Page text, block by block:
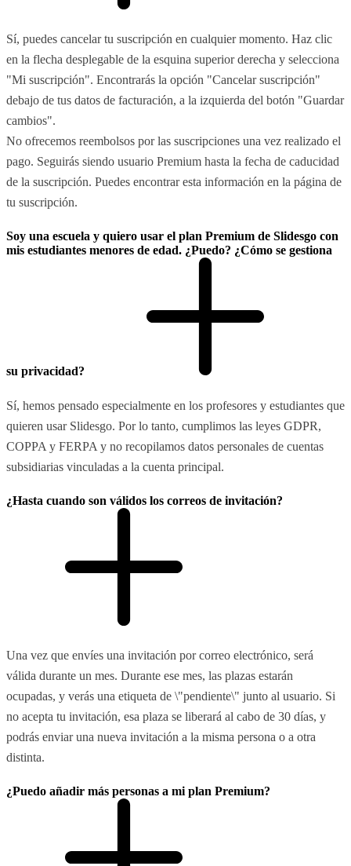
Sí, puedes cancelar tu suscripción en cualquier momento. Haz clic
en la flecha desplegable de la esquina superior derecha y selecciona
"Mi suscripción". Encontrarás la opción "Cancelar suscripción"
debajo de tus datos de facturación, a la izquierda del botón "Guardar
cambios".
No ofrecemos reembolsos por las suscripciones una vez realizado el
pago. Seguirás siendo usuario Premium hasta la fecha de caducidad
de la suscripción. Puedes encontrar esta información en la página de
tu suscripción.
Soy una escuela y quiero usar el plan Premium de Slidesgo con
mis estudiantes menores de edad. ¿Puedo? ¿Cómo se gestiona
su privacidad?
Sí, hemos pensado especialmente en los profesores y estudiantes que
quieren usar Slidesgo. Por lo tanto, cumplimos las leyes GDPR,
COPPA y FERPA y no recopilamos datos personales de cuentas
subsidiarias vinculadas a la cuenta principal.
¿Hasta cuando son válidos los correos de invitación?
Una vez que envíes una invitación por correo electrónico, será
válida durante un mes. Durante ese mes, las plazas estarán
ocupadas, y verás una etiqueta de \"pendiente\" junto al usuario. Si
no acepta tu invitación, esa plaza se liberará al cabo de 30 días, y
podrás enviar una nueva invitación a la misma persona o a otra
distinta.
¿Puedo añadir más personas a mi plan Premium?